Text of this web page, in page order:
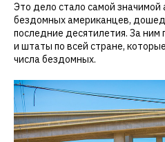
Это дело стало самой
бездомных американцев,
последние десятилетия. За ним
и штаты по всей стране,
числа бездомных.